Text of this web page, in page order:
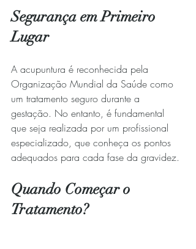
Segurança em Primeiro
Lugar
A acupuntura é reconhecida pela
Organização Mundial da Saúde como
um tratamento seguro durante a
gestação. No entanto, é fundamental
que seja realizada por um profissional
especializado, que conheça os pontos
adequados para cada fase da gravidez.
Quando Começar o
Tratamento?